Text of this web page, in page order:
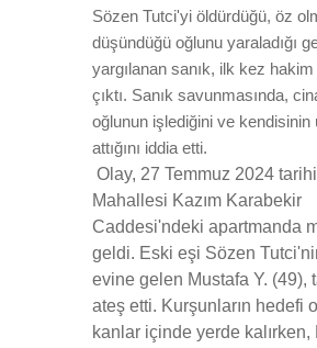
Sözen Tutci'yi öldürdüğü, öz
düşündüğü oğlunu yaraladığı
yargılanan sanık, ilk kez hakim
çıktı. Sanık savunmasında,
oğlunun işlediğini ve kendisinin
attığını iddia etti.
Olay, 27 Temmuz 2024
Mahallesi Kazım Karabekir
Caddesi'ndeki apartmanda
geldi. Eski eşi Sözen
evine gelen Mustafa Y. (49),
ateş etti. Kurşunların hedefi
kanlar içinde yerde kalırken,